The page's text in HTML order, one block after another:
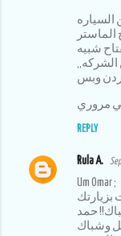
السياره
الماستر
شبيه
وبس
مروري
REPLY
Rula A.
Um Omar ;
حمد